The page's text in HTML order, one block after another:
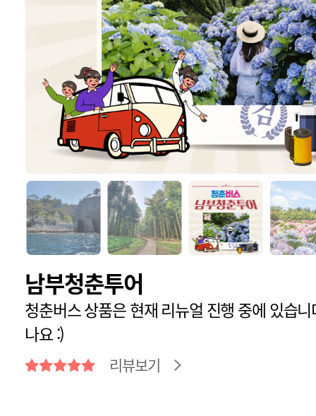
남부청춘투어
청춘버스 상품은 현재 리뉴얼 진행 중에 있습
나요 :)
리뷰보기